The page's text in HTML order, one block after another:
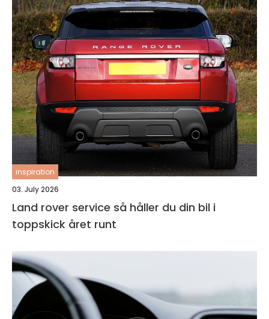
inspiration
03. July 2026
Land rover service så håller du din bil i
toppskick året runt